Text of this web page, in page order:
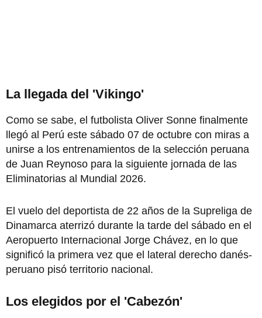
La llegada del 'Vikingo'
Como se sabe, el futbolista Oliver Sonne finalmente
llegó al Perú este sábado 07 de octubre con miras a
unirse a los entrenamientos de la selección peruana
de Juan Reynoso para la siguiente jornada de las
Eliminatorias al Mundial 2026.
El vuelo del deportista de 22 años de la Supreliga de
Dinamarca aterrizó durante la tarde del sábado en el
Aeropuerto Internacional Jorge Chávez, en lo que
significó la primera vez que el lateral derecho danés-
peruano pisó territorio nacional.
Los elegidos por el 'Cabezón'